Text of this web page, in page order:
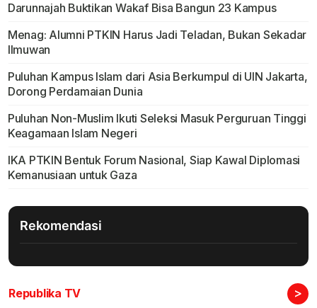
Darunnajah Buktikan Wakaf Bisa Bangun 23 Kampus
Menag: Alumni PTKIN Harus Jadi Teladan, Bukan Sekadar
Ilmuwan
Puluhan Kampus Islam dari Asia Berkumpul di UIN Jakarta,
Dorong Perdamaian Dunia
Puluhan Non-Muslim Ikuti Seleksi Masuk Perguruan Tinggi
Keagamaan Islam Negeri
IKA PTKIN Bentuk Forum Nasional, Siap Kawal Diplomasi
Kemanusiaan untuk Gaza
Rekomendasi
Republika TV >